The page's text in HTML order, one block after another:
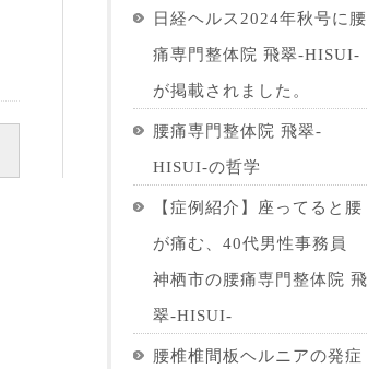
日経ヘルス2024年秋号に腰
痛専門整体院 飛翠-HISUI-
が掲載されました。
腰痛専門整体院 飛翠-
HISUI-の哲学
【症例紹介】座ってると腰
が痛む、40代男性事務員
神栖市の腰痛専門整体院 飛
翠-HISUI-
腰椎椎間板ヘルニアの発症